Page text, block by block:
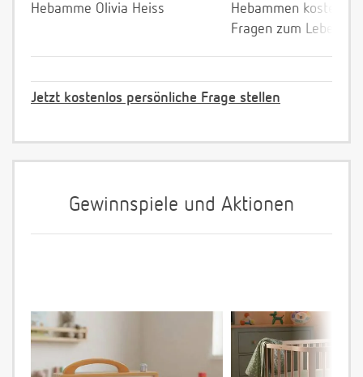
Hebamme Olivia Heiss
Hebammen
Fragen zum Leben
Jetzt kostenlos persönliche Frage stellen
Gewinnspiele und Aktionen